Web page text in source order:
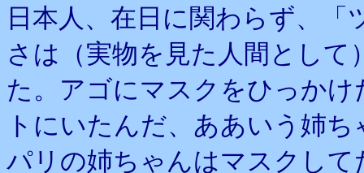
日本人、在日に関わらず、
さは（実物を見た人間とし
た。アゴにマスクをひっか
トにいたんだ、ああいう姉
パリの姉ちゃんはマスクして